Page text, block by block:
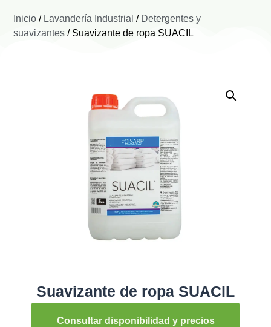
Inicio / Lavandería Industrial / Detergentes y
suavizantes / Suavizante de ropa SUACIL
Suavizante de ropa SUACIL
Consultar disponibilidad y precios